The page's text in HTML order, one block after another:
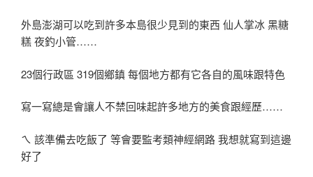
外島澎湖可以吃到許多本島很少見到的東西 仙人掌冰 黑糖
糕 夜釣小管……
23個行政區 319個鄉鎮 每個地方都有它各自的風味跟特色
寫一寫總是會讓人不禁回味起許多地方的美食跟經歷……
ㄟ 該準備去吃飯了 等會要監考類神經網路 我想就寫到這邊
好了